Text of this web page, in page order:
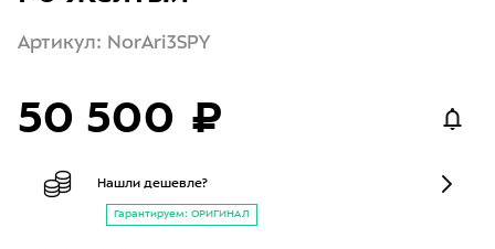
Артикул: NorAri3SPY
50 500 ₽
Нашли дешевле?
Гарантируем: ОРИГИНАЛ